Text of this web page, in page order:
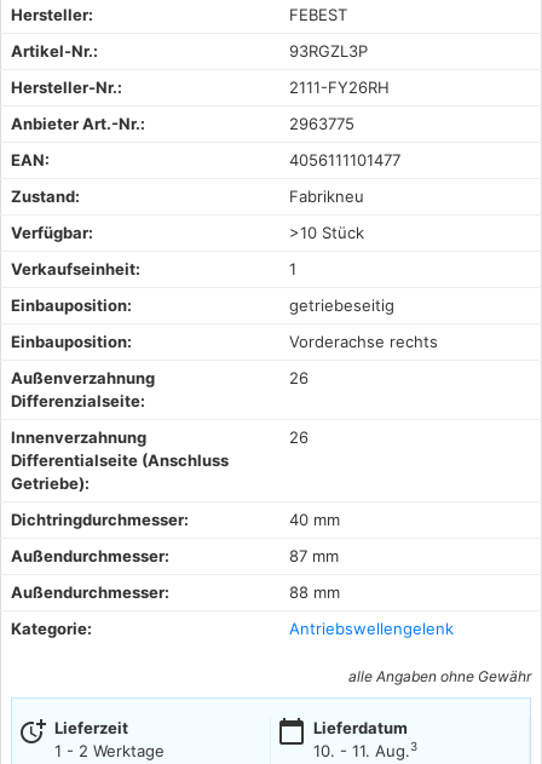
Hersteller:
FEBEST
Artikel-Nr.:
93RGZL3P
Hersteller-Nr.:
2111-FY26RH
Anbieter Art.-Nr.:
2963775
EAN:
4056111101477
Zustand:
Fabrikneu
Verfügbar:
>10 Stück
Verkaufseinheit:
1
Einbauposition:
getriebeseitig
Einbauposition:
Vorderachse rechts
Außenverzahnung
Differenzialseite:
26
Innenverzahnung
Differentialseite (Anschluss
Getriebe):
26
Dichtringdurchmesser:
40 mm
Außendurchmesser:
87 mm
Außendurchmesser:
88 mm
Kategorie:
Antriebswellengelenk
alle Angaben ohne Gewähr
more_time Lieferzeit
1 - 2 Werktage
calendar_today Lieferdatum
10. - 11. Aug.3